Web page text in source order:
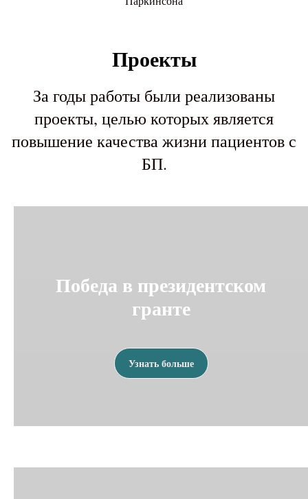
Проекты
За годы работы были реализованы
проекты, целью которых является
повышение качества жизни пациентов с
БП.
Победа в президентском
гранте
Узнать больше